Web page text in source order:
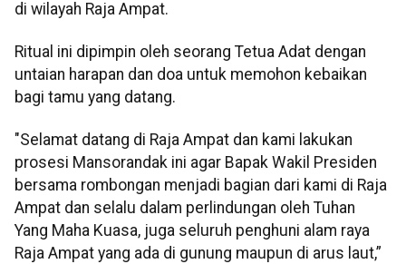
di wilayah Raja Ampat.
Ritual ini dipimpin oleh seorang Tetua Adat dengan
untaian harapan dan doa untuk memohon kebaikan
bagi tamu yang datang.
‎"Selamat datang di Raja Ampat dan kami lakukan
prosesi Mansorandak ini agar Bapak Wakil Presiden
bersama rombongan menjadi bagian dari kami di Raja
Ampat dan selalu dalam perlindungan oleh Tuhan
Yang Maha Kuasa, juga seluruh penghuni alam raya
Raja Ampat yang ada di gunung maupun di arus laut,”